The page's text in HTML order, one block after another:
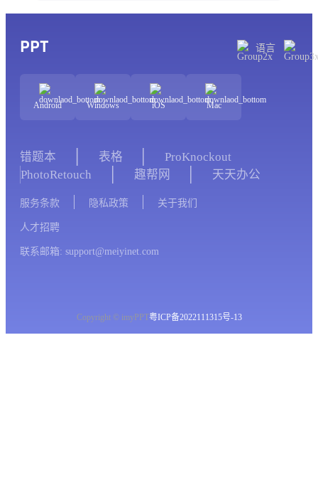
PPT 语言
Android Windows iOS Mac
错题本 表格
ProKnockout
PhotoRetouch
趣帮网 天天办公
服务条款 隐私政策 关于我们
人才招聘
联系邮箱: support@meiyinet.com
Copyright © imyPPT粤ICP备2022111315号-13